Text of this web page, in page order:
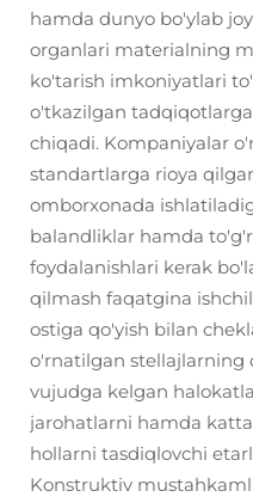
hamda dunyo bo'ylab
organlari materialning
ko'tarish imkoniyatlari
o'tkazilgan
chiqadi. Kompaniyalar
standartlarga rioya
omborxonada
balandliklar hamda
foydalanishlari kerak
qilmash faqatgina
ostiga qo'yish bilan
o'rnatilgan stellajlarning
vujudga kelgan
jarohatlarni hamda
hollarni tasdiqlovchi
Konstruktiv